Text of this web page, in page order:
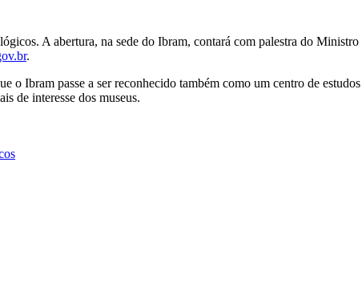
A abertura, na sede do Ibram, contará com palestra do
.
Ibram passe a ser reconhecido também como um centro de
de interesse dos museus.